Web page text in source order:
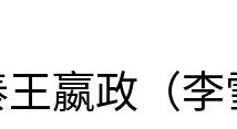
嬴政（